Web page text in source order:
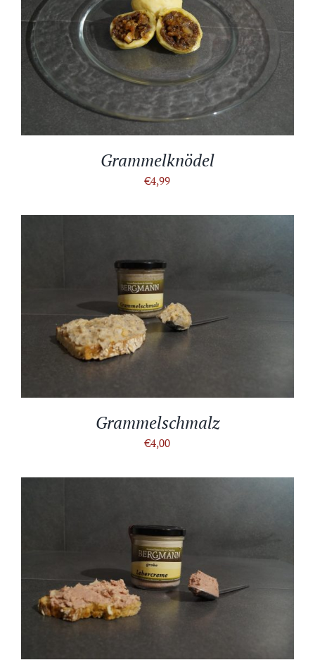
IN DEN WARENKORB / DETAILS
Grammelknödel
€4,99
IN DEN WARENKORB /
Grammelschmalz
€4,00
IN DEN WARENKORB DETAILS